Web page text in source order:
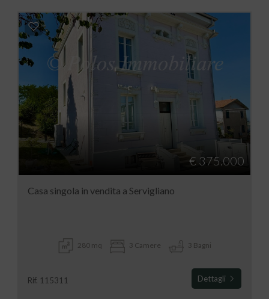
€ 375.000
Casa singola in vendita a Servigliano
280 mq 3 Camere 3 Bagni
Rif. 115311 Dettagli